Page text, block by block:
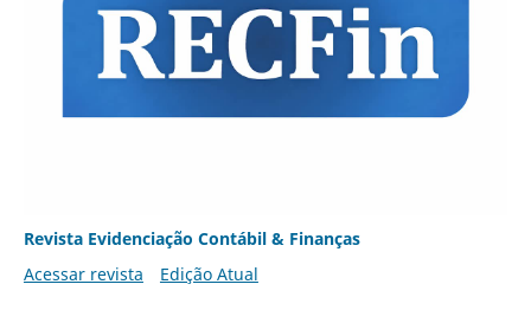
Revista Evidenciação Contábil & Finanças
Acessar revista
Edição Atual